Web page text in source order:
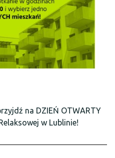
na DZIEŃ OTWARTY
w Lublinie!